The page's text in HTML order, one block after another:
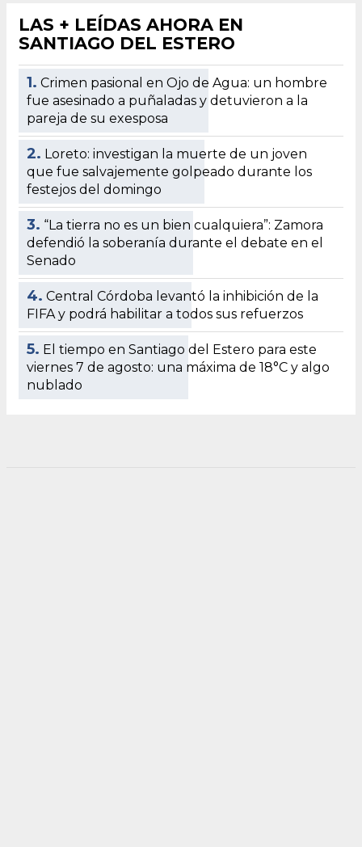
LAS + LEÍDAS AHORA EN
SANTIAGO DEL ESTERO
1. Crimen pasional en Ojo de Agua: un hombre
fue asesinado a puñaladas y detuvieron a la
pareja de su exesposa
2. Loreto: investigan la muerte de un joven
que fue salvajemente golpeado durante los
festejos del domingo
3. “La tierra no es un bien cualquiera”: Zamora
defendió la soberanía durante el debate en el
Senado
4. Central Córdoba levantó la inhibición de la
FIFA y podrá habilitar a todos sus refuerzos
5. El tiempo en Santiago del Estero para este
viernes 7 de agosto: una máxima de 18°C y algo
nublado